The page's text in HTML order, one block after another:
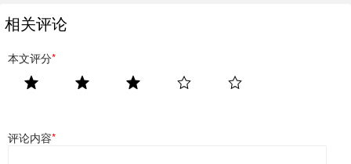
相关评论
本文评分*
评论内容*